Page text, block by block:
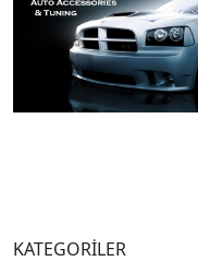
KATEGORİLER